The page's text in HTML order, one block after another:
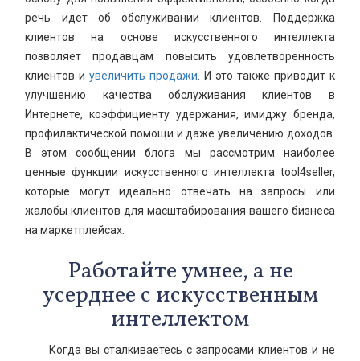
речь идет об обслуживании клиентов. Поддержка
клиентов на основе искусственного интеллекта
позволяет продавцам повысить удовлетворенность
клиентов иувеличить продажи . И это также приводит к
улучшению качества обслуживания клиентов в
Интернете, коэффициенту удержания, имиджу бренда,
профилактической помощи и даже увеличению доходов.
В этом сообщении блога мы рассмотрим наиболее
ценные функции искусственного интеллекта tool4seller,
которые могут идеально отвечать на запросы или
жалобы клиентов для масштабирования вашего бизнеса
на маркетплейсах.
Работайте умнее, а не
усерднее с искусственным
интеллектом
Когда вы сталкиваетесь с запросами клиентов и не